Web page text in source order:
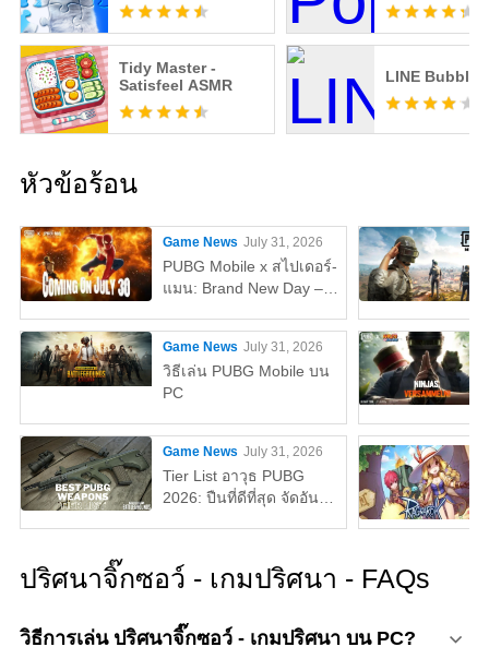
Tidy Master -
Satisfeel ASMR
LINE Bubble!
หัวข้อร้อน
Game News July 31, 2026
PUBG Mobile x สไปเดอร์-
แมน: Brand New Day –
Game News July 31, 2026
วิธีเล่น PUBG Mobile บน
PC
Game News July 31, 2026
Tier List อาวุธ PUBG
2026: ปืนที่ดีที่สุด จัดอันดับ
ปริศนาจิ๊กซอว์ - เกมปริศนา - FAQs
วิธีการเล่น ปริศนาจิ๊กซอว์ - เกมปริศนา บน PC?